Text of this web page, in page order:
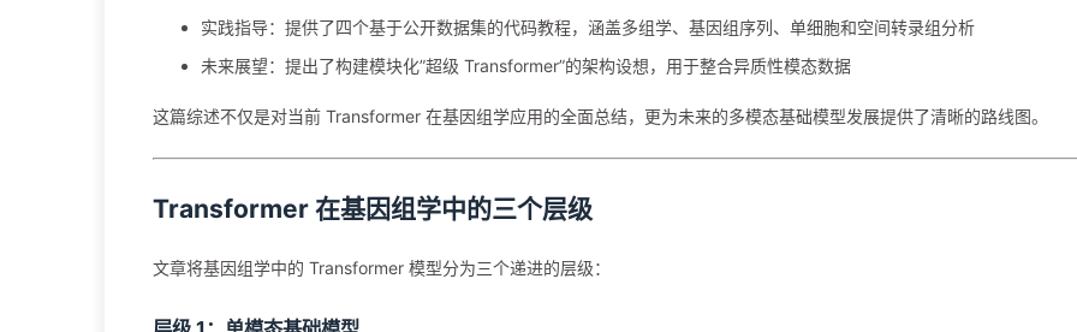
实践指导：提供了四个基于公开数据集的代码教程，涵盖多组学、基因组序列、单细胞和空间转录组分析
未来展望：提出了构建模块化”超级 Transformer”的架构设想，用于整合异质性模态数据
这篇综述不仅是对当前 Transformer 在基因组学应用的全面总结，更为未来的多模态基础模型发展提供了清晰的路线图。
Transformer 在基因组学中的三个层级
文章将基因组学中的 Transformer 模型分为三个递进的层级：